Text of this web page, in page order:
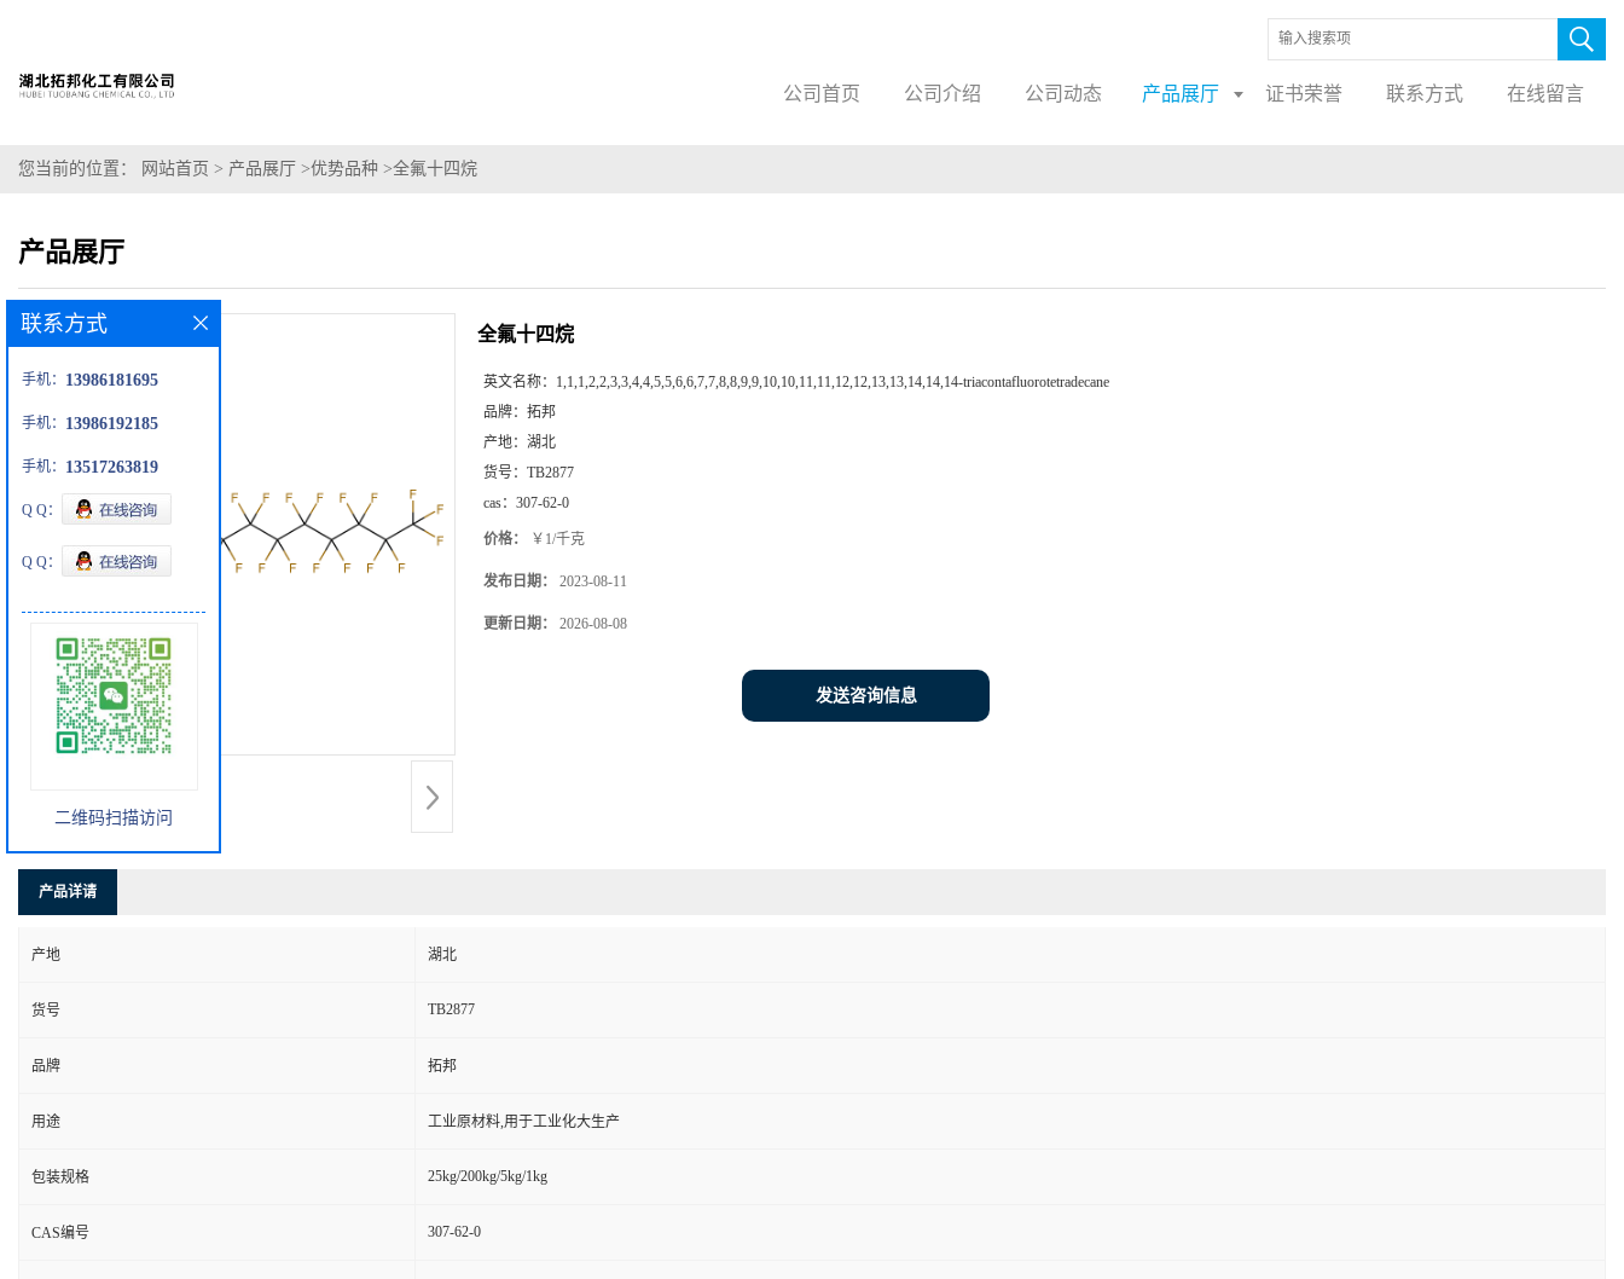
公司首页 公司介绍 公司动态 产品展厅 证书荣誉 联系方式 在线留言
您当前的位置： 网站首页 > 产品展厅 >优势品种 >全氟十四烷
产品展厅
全氟十四烷
英文名称： 1,1,1,2,2,3,3,4,4,5,5,6,6,7,7,8,8,9,9,10,10,11,11,12,12,13,13,14,14,14-triacontafluorotetradecane
品牌： 拓邦
产地： 湖北
货号： TB2877
cas： 307-62-0
价格： ￥1/千克
发布日期： 2023-08-11
更新日期： 2026-08-08
发送咨询信息
产品详请
产地 湖北
货号 TB2877
品牌 拓邦
用途 工业原材料,用于工业化大生产
包装规格 25kg/200kg/5kg/1kg
CAS编号 307-62-0
联系方式
手机： 13986181695
手机： 13986192185
手机： 13517263819
Q Q：
Q Q：
二维码扫描访问